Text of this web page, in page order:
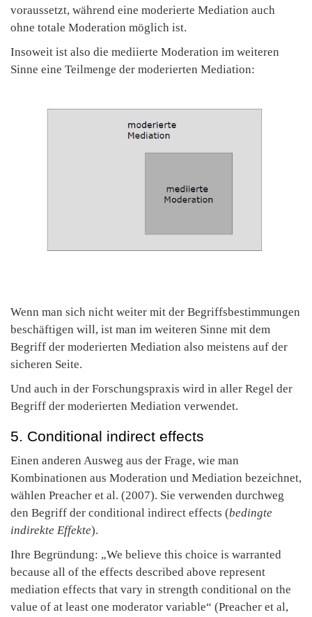
voraussetzt, während eine moderierte Mediation auch
ohne totale Moderation möglich ist.
Insoweit ist also die mediierte Moderation im weiteren
Sinne eine Teilmenge der moderierten Mediation:
Wenn man sich nicht weiter mit der Begriffsbestimmungen
beschäftigen will, ist man im weiteren Sinne mit dem
Begriff der moderierten Mediation also meistens auf der
sicheren Seite.
Und auch in der Forschungspraxis wird in aller Regel der
Begriff der moderierten Mediation verwendet.
5. Conditional indirect effects
Einen anderen Ausweg aus der Frage, wie man
Kombinationen aus Moderation und Mediation bezeichnet,
wählen Preacher et al. (2007). Sie verwenden durchweg
den Begriff der conditional indirect effects (bedingte
indirekte Effekte).
Ihre Begründung: „We believe this choice is warranted
because all of the effects described above represent
mediation effects that vary in strength conditional on the
value of at least one moderator variable“ (Preacher et al,